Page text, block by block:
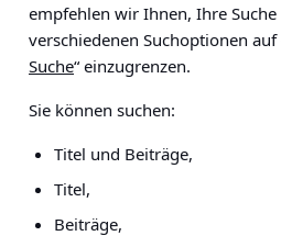
empfehlen wir Ihnen, Ihre
verschiedenen Suchoptionen
Suche“ einzugrenzen.
Sie können suchen:
Titel und Beiträge,
Titel,
Beiträge,